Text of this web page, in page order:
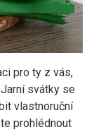
pro ty z vás,
svátky se
vlastnoruční
prohlédnout